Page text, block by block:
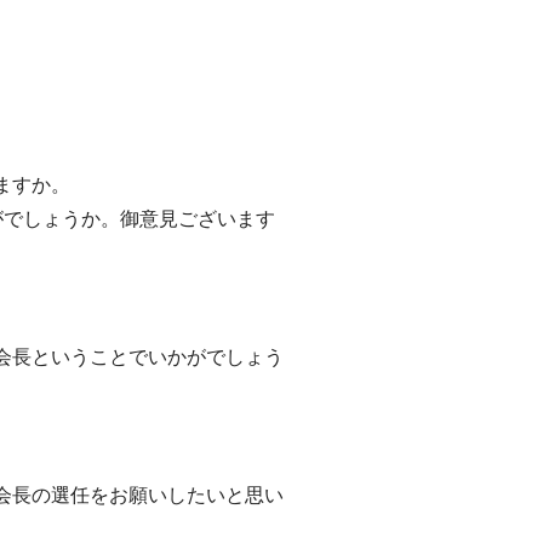
か。
しょうか。御意見ございます
ということでいかがでしょう
長の選任をお願いしたいと思い